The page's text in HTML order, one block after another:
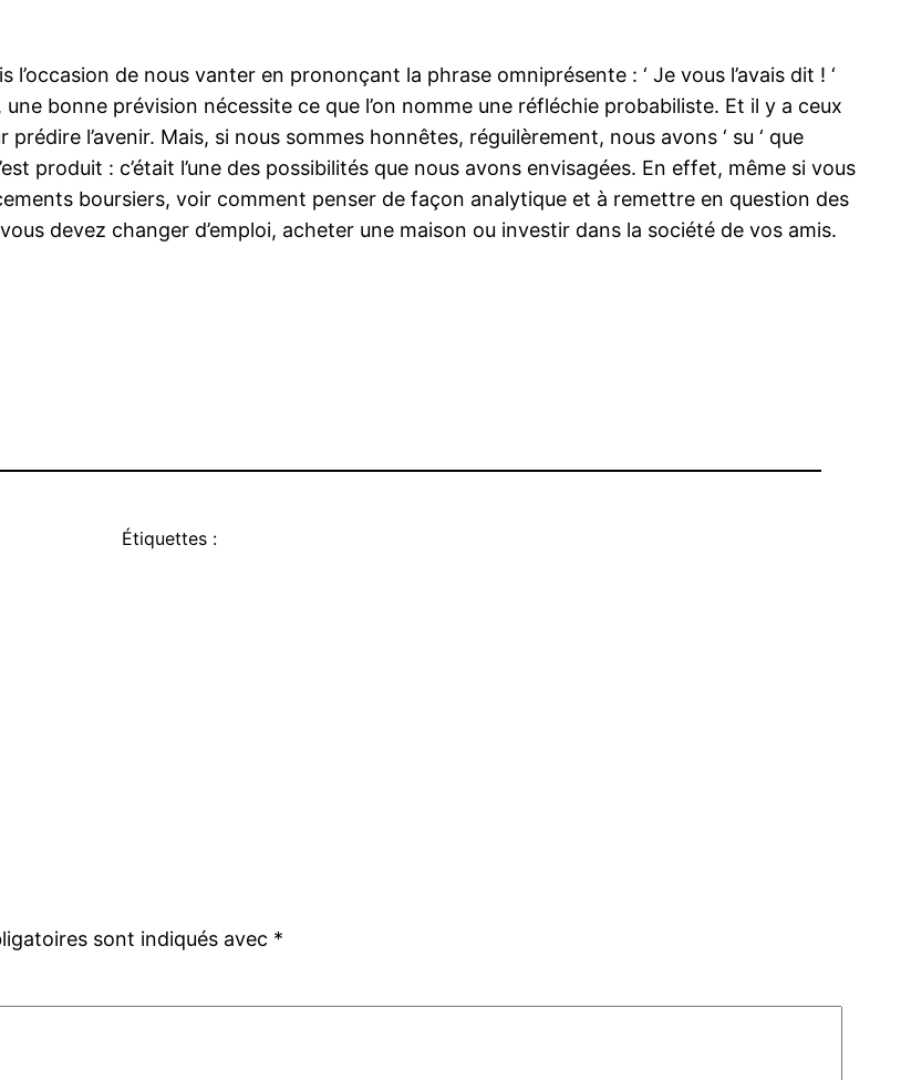
de nous vanter en prononçant la phrase omniprésente : ‘ Je vous l’avais dit ! ‘
bonne prévision nécessite ce que l’on nomme une réfléchie probabiliste. Et il y a ceux
l’avenir. Mais, si nous sommes honnêtes, réguilèrement, nous avons ‘ su ‘ que
produit : c’était l’une des possibilités que nous avons envisagées. En effet, même si vous
boursiers, voir comment penser de façon analytique et à remettre en question des
devez changer d’emploi, acheter une maison ou investir dans la société de vos amis.
Étiquettes :
sont indiqués avec *